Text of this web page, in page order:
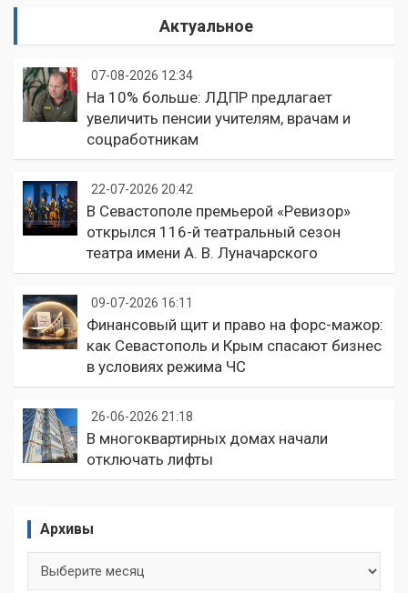
Актуальное
07-08-2026 12:34
На 10% больше: ЛДПР предлагает
увеличить пенсии учителям, врачам и
соцработникам
22-07-2026 20:42
В Севастополе премьерой «Ревизор»
открылся 116-й театральный сезон
театра имени А. В. Луначарского
09-07-2026 16:11
Финансовый щит и право на форс-мажор:
как Севастополь и Крым спасают бизнес
в условиях режима ЧС
26-06-2026 21:18
В многоквартирных домах начали
отключать лифты
Архивы